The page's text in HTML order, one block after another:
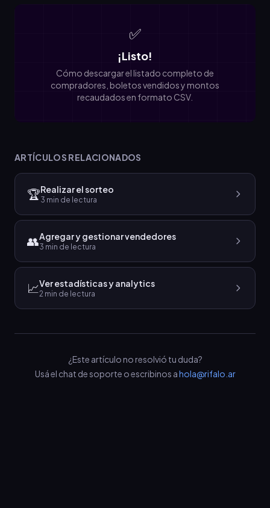
✅
¡Listo!
Cómo descargar el listado completo de
compradores, boletos vendidos y montos
recaudados en formato CSV.
ARTÍCULOS RELACIONADOS
🏆Realizar el sorteo
3 min de lectura
👥Agregar y gestionar vendedores
3 min de lectura
📈Ver estadísticas y analytics
2 min de lectura
¿Este artículo no resolvió tu duda?
Usá el chat de soporte o escribinos ahola@rifalo.ar